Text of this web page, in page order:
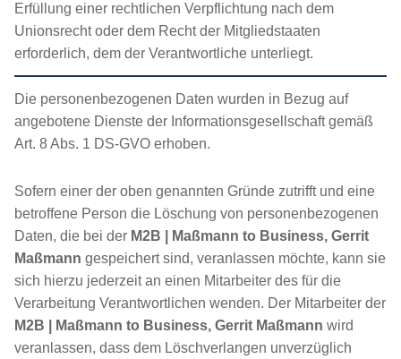
Erfüllung einer rechtlichen Verpflichtung nach dem
Unionsrecht oder dem Recht der Mitgliedstaaten
erforderlich, dem der Verantwortliche unterliegt.
Die personenbezogenen Daten wurden in Bezug auf
angebotene Dienste der Informationsgesellschaft gemäß
Art. 8 Abs. 1 DS-GVO erhoben.
Sofern einer der oben genannten Gründe zutrifft und eine
betroffene Person die Löschung von personenbezogenen
Daten, die bei der M2B | Maßmann to Business, Gerrit
Maßmann gespeichert sind, veranlassen möchte, kann sie
sich hierzu jederzeit an einen Mitarbeiter des für die
Verarbeitung Verantwortlichen wenden. Der Mitarbeiter der
M2B | Maßmann to Business, Gerrit Maßmann wird
veranlassen, dass dem Löschverlangen unverzüglich